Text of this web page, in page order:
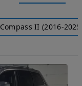
Compass II (2016-